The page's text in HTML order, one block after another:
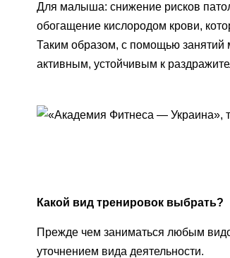
Для малыша: снижение рисков
обогащение кислородом крови,
Таким образом, с помощью занятий
активным, устойчивым к
Какой вид тренировок выбрать?
Прежде чем заниматься любым
уточнением вида деятельности.